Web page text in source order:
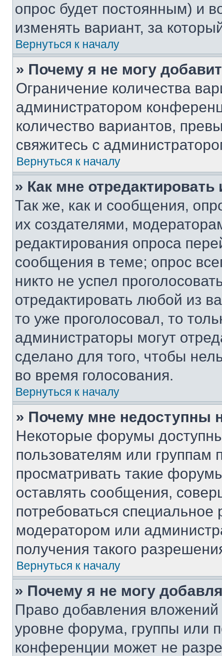
опрос будет постоянным) и
изменять вариант, за
Вернуться к началу
» Почему я не могу
Ограничение количества
администратором
количество вариантов,
свяжитесь с
Вернуться к началу
» Как мне
Так же, как и сообщения,
их создателями,
редактирования опроса
сообщения в теме; опрос
никто не успел
отредактировать любой из
то уже проголосовал, то
администраторы могут
сделано для того, чтобы
во время голосования.
Вернуться к началу
» Почему мне недоступны
Некоторые форумы
пользователям или группам
просматривать такие
оставлять сообщения,
потребоваться
модератором или
получения такого
Вернуться к началу
» Почему я не могу
Право добавления
уровне форума, группы или
конференции может не